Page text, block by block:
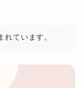
ています。